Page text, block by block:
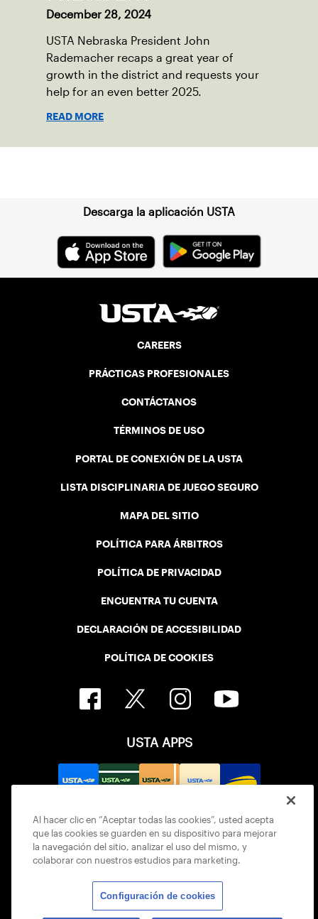
December 28, 2024
USTA Nebraska President John
Rademacher recaps a great year of
growth in the district and requests your
help for an even better 2025.
READ MORE
Descarga la aplicación USTA
CAREERS
PRÁCTICAS PROFESIONALES
CONTÁCTANOS
TÉRMINOS DE USO
PORTAL DE CONEXIÓN DE LA USTA
LISTA DISCIPLINARIA DE JUEGO SEGURO
MAPA DEL SITIO
POLÍTICA PARA ÁRBITROS
POLÍTICA DE PRIVACIDAD
ENCUENTRA TU CUENTA
DECLARACIÓN DE ACCESIBILIDAD
POLÍTICA DE COOKIES
USTA APPS
Al hacer clic en “Aceptar todas las cookies”, usted acepta
que las cookies se guarden en su dispositivo para mejorar
la navegación del sitio, analizar el uso del mismo, y
colaborar con nuestros estudios para marketing.
Configuración de cookies